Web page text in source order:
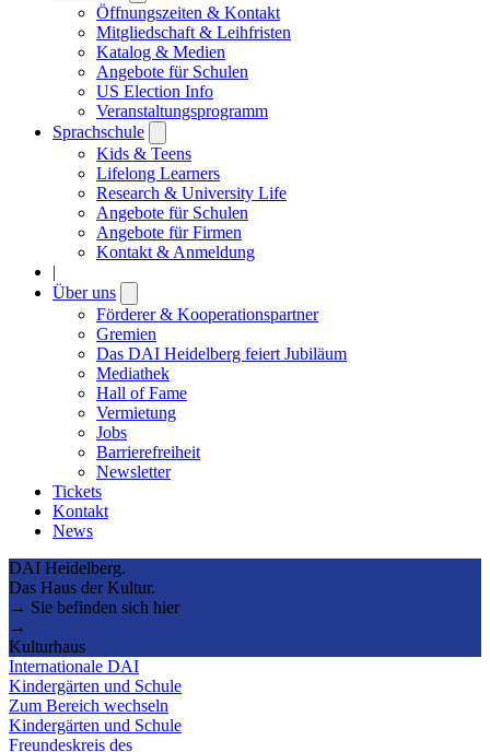
submenu
Öffnungszeiten & Kontakt
Mitgliedschaft & Leihfristen
Katalog & Medien
Angebote für Schulen
US Election Info
Veranstaltungsprogramm
Sprachschule
submenu
Kids & Teens
Lifelong Learners
Research & University Life
Angebote für Schulen
Angebote für Firmen
Kontakt & Anmeldung
|
Über uns
submenu
Förderer & Kooperationspartner
Gremien
Das DAI Heidelberg feiert Jubiläum
Mediathek
Hall of Fame
Vermietung
Jobs
Barrierefreiheit
Newsletter
Tickets
Kontakt
News
DAI Heidelberg.
Das Haus der Kultur.
→ Sie befinden sich hier
→
Kulturhaus
Internationale DAI
Kindergärten und Schule
Zum Bereich wechseln
Kindergärten und Schule
Freundeskreis des